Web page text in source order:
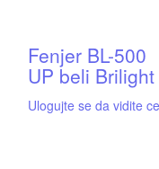
Fenjer BL-500
UP beli Brilight
Ulogujte se da vidite